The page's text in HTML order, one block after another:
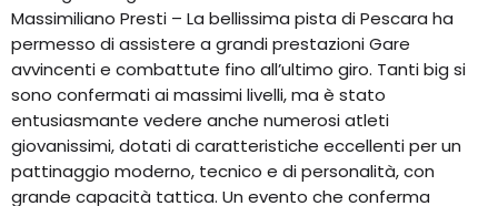
Massimiliano Presti – La bellissima pista di Pescara ha
permesso di assistere a grandi prestazioni Gare
avvincenti e combattute fino all’ultimo giro. Tanti big si
sono confermati ai massimi livelli, ma è stato
entusiasmante vedere anche numerosi atleti
giovanissimi, dotati di caratteristiche eccellenti per un
pattinaggio moderno, tecnico e di personalità, con
grande capacità tattica. Un evento che conferma